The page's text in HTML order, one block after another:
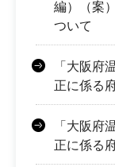
編）（案
ついて
「大阪府
正に係る
「大阪府
正に係る